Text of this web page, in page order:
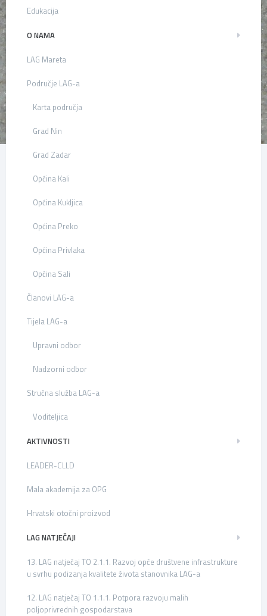
Edukacija
O NAMA
LAG Mareta
Područje LAG-a
Karta područja
Grad Nin
Grad Zadar
Općina Kali
Općina Kukljica
Općina Preko
Općina Privlaka
Općina Sali
Članovi LAG-a
Tijela LAG-a
Upravni odbor
Nadzorni odbor
Stručna služba LAG-a
Voditeljica
AKTIVNOSTI
LEADER-CLLD
Mala akademija za OPG
Hrvatski otočni proizvod
LAG NATJEČAJI
13. LAG natječaj TO 2.1.1. Razvoj opće društvene infrastrukture
u svrhu podizanja kvalitete života stanovnika LAG-a
12. LAG natječaj TO 1.1.1. Potpora razvoju malih
poljoprivrednih gospodarstava